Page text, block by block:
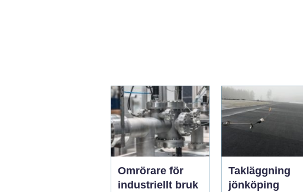
Omrörare för
industriellt bruk
Takläggning
jönköping